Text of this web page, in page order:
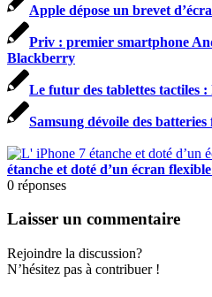
Apple dépose un brevet
Priv : premier smartphone
Blackberry
Le futur des tablettes tactiles :
Samsung dévoile des
étanche et doté d’un écran
0 réponses
Laisser un commentaire
Rejoindre la discussion?
N’hésitez pas à contribuer !